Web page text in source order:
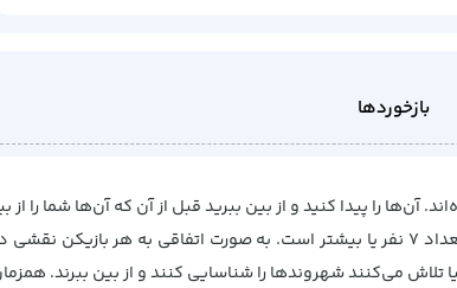
بازخوردها
آن‌ها را پیدا کنید و از بین ببرید قبل از آن که آن‌ها شما را از
مافیا یک بازی گروهی قوی برای تعداد 7 نفر یا بیشتر است. به
می‌کنند شهروندها را شناسایی کنند و از بین ببرند.